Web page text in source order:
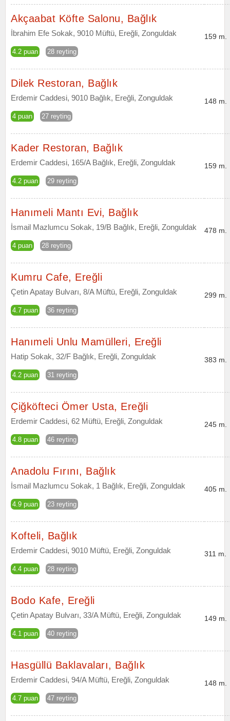
Akçaabat Köfte Salonu, Bağlık
İbrahim Efe Sokak, 9010 Müftü, Ereğli, Zonguldak
4.2 puan 28 reyting
159 m.
Dilek Restoran, Bağlık
Erdemir Caddesi, 9010 Bağlık, Ereğli, Zonguldak
4 puan 27 reyting
148 m.
Kader Restoran, Bağlık
Erdemir Caddesi, 165/A Bağlık, Ereğli, Zonguldak
4.2 puan 29 reyting
159 m.
Hanımeli Mantı Evi, Bağlık
İsmail Mazlumcu Sokak, 19/B Bağlık, Ereğli, Zonguldak
4 puan 28 reyting
478 m.
Kumru Cafe, Ereğli
Çetin Apatay Bulvarı, 8/A Müftü, Ereğli, Zonguldak
4.7 puan 36 reyting
299 m.
Hanımeli Unlu Mamülleri, Ereğli
Hatip Sokak, 32/F Bağlık, Ereğli, Zonguldak
4.2 puan 31 reyting
383 m.
Çiğköfteci Ömer Usta, Ereğli
Erdemir Caddesi, 62 Müftü, Ereğli, Zonguldak
4.8 puan 46 reyting
245 m.
Anadolu Fırını, Bağlık
İsmail Mazlumcu Sokak, 1 Bağlık, Ereğli, Zonguldak
4.9 puan 23 reyting
405 m.
Kofteli, Bağlık
Erdemir Caddesi, 9010 Müftü, Ereğli, Zonguldak
4.4 puan 28 reyting
311 m.
Bodo Kafe, Ereğli
Çetin Apatay Bulvarı, 33/A Müftü, Ereğli, Zonguldak
4.1 puan 40 reyting
149 m.
Hasgüllü Baklavaları, Bağlık
Erdemir Caddesi, 94/A Müftü, Ereğli, Zonguldak
4.7 puan 47 reyting
148 m.